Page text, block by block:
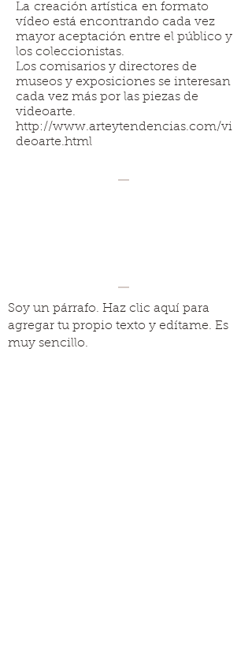
La creación artística en formato
vídeo está encontrando cada vez
mayor aceptación entre el público y
los coleccionistas.
Los comisarios y directores de
museos y exposiciones se interesan
cada vez más por las piezas de
videoarte.
http://www.arteytendencias.com/vi
deoarte.html
Soy un párrafo. Haz clic aquí para
agregar tu propio texto y edítame. Es
muy sencillo.